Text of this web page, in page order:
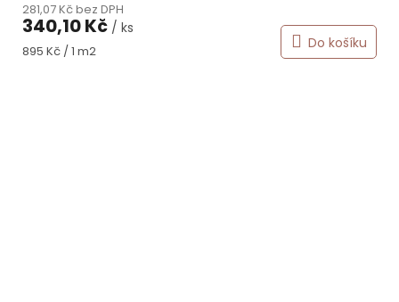
produktu
je
5,0
281,07 Kč bez DPH
340,10 Kč / ks
Měrná
895 Kč / 1 m2 Do košíku